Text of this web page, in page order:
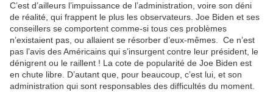
C’est d’ailleurs l’impuissance de l’administration, voire son déni
de réalité, qui frappent le plus les observateurs. Joe Biden et ses
conseillers se comportent comme-si tous ces problèmes
n’existaient pas, ou allaient se résorber d’eux-mêmes.
Ce n’est
pas l’avis des Américains qui s’insurgent contre leur président, le
dénigrent ou le raillent ! La cote de popularité de Joe Biden est
en chute libre. D’autant que, pour beaucoup, c’est lui, et son
administration qui sont responsables des difficultés du moment.